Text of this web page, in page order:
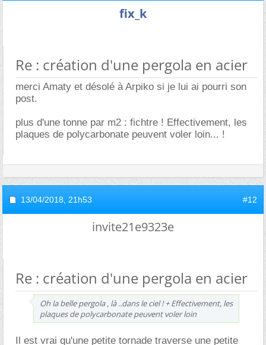
fix_k
Re : création d'une pergola en acier
merci Amaty et désolé à Arpiko si je lui ai pourri son
post.
plus d'une tonne par m2 : fichtre ! Effectivement, les
plaques de polycarbonate peuvent voler loin... !
13/04/2018, 21h53 #12
invite21e9323e
Re : création d'une pergola en acier
Oh la belle pergola , là ..dans le ciel ! + Effectivement, les
plaques de polycarbonate peuvent voler loin
Il est vrai qu'une petite tornade traverse une petite